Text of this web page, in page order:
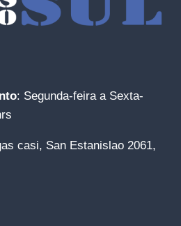
: Segunda-feira a Sexta-
casi, San Estanislao 2061,